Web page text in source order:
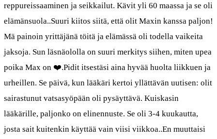
reppureissaaminen ja seikkailut. Kävit yli 60 maassa ja se oli
elämänsuola..Suuri kiitos siitä, että olit Maxin kanssa paljon!
Mä painoin yrittäjänä töitä ja elämässä oli todella vaikeita
jaksoja. Sun läsnäololla on suuri merkitys siihen, miten upea
poika Max on ❤️.Pidit itsestäsi aina hyvää huolta liikkuen ja
urheillen. Se päivä, kun lääkäri kertoi yllättävän uutisen: olit
sairastunut vatsasyöpään oli pysäyttävä. Kuiskasin
lääkärille, paljonko on elinennuste. Se oli 3-4 kuukautta,
josta sait kuitenkin käyttää vain viisi viikkoa..En muuttaisi